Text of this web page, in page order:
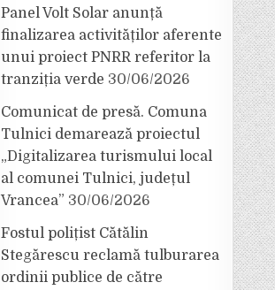
Panel Volt Solar anunță
finalizarea activităților aferente
unui proiect PNRR referitor la
tranziția verde 30/06/2026
Comunicat de presă. Comuna
Tulnici demarează proiectul
„Digitalizarea turismului local
al comunei Tulnici, județul
Vrancea” 30/06/2026
Fostul polițist Cătălin
Stegărescu reclamă tulburarea
ordinii publice de către